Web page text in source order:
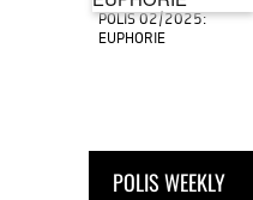
POLIS 02/2025:
EUPHORIE
POLIS WEEKLY